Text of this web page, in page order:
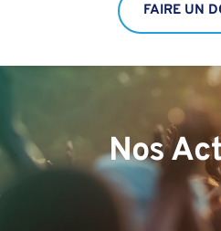
FAIRE UN
Nos